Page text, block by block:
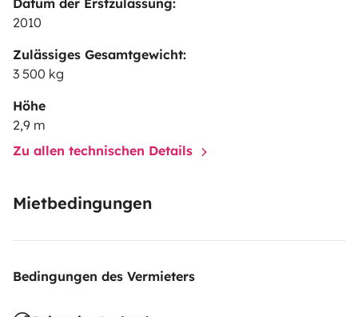
2010
Zulässiges Gesamtgewicht:
3 500 kg
Höhe
2,9 m
Zu allen technischen Details
Mietbedingungen
Bedingungen des Vermieters